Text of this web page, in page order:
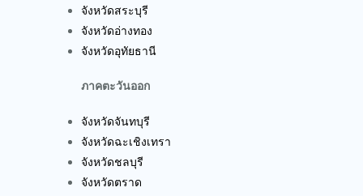
จังหวัดสระบุรี
จังหวัดอ่างทอง
จังหวัดอุทัยธานี
ภาคตะวันออก
จังหวัดจันทบุรี
จังหวัดฉะเชิงเทรา
จังหวัดชลบุรี
จังหวัดตราด